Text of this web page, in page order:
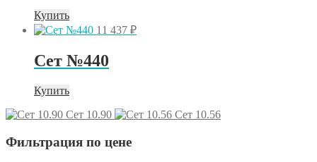
Купить
11 437 ₽
Сет №440
Купить
Сет 10.90
Сет 10.56
Фильтрация по цене